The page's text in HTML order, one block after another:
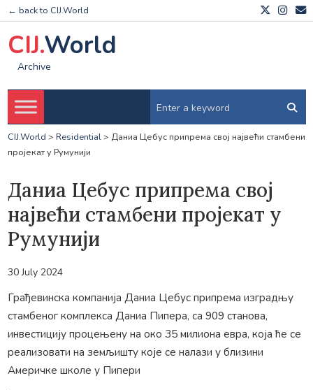
← back to CIJ.World
CIJ.World
Archive
CIJ.World > Residential> Даниа Цебус припрема свој највећи стамбени
пројекат у Румунији
Даниа Цебус припрема свој
највећи стамбени пројекат у
Румунији
30 July 2024
Грађевинска компанија Даниа Цебус припрема изградњу
стамбеног комплекса Даниа Пипера, са 909 станова,
инвестицију процењену на око 35 милиона евра, која ће се
реализовати на земљишту које се налази у близини
Америчке школе у ​​Пипери